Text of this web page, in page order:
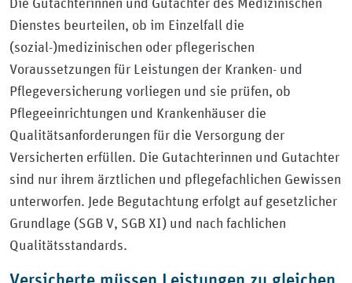
Dienstes beurteilen, ob im Einzelfall die
(sozial-)medizinischen oder pflegerischen
Voraussetzungen für Leistungen der Kranken- und
Pflegeversicherung vorliegen und sie prüfen, ob
Pflegeeinrichtungen und Krankenhäuser die
Qualitätsanforderungen für die Versorgung der
Versicherten erfüllen. Die Gutachterinnen und Gutachter
sind nur ihrem ärztlichen und pflegefachlichen Gewissen
unterworfen. Jede Begutachtung erfolgt auf gesetzlicher
Grundlage (SGB V, SGB XI) und nach fachlichen
Qualitätsstandards.